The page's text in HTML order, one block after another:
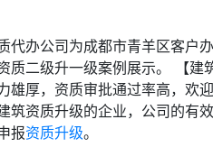
代办公司为成都市青羊区客户
质二级升一级案例展示。 【建
雄厚，资质审批通过率高，欢
筑资质升级的企业，公司的有
报资质升级。